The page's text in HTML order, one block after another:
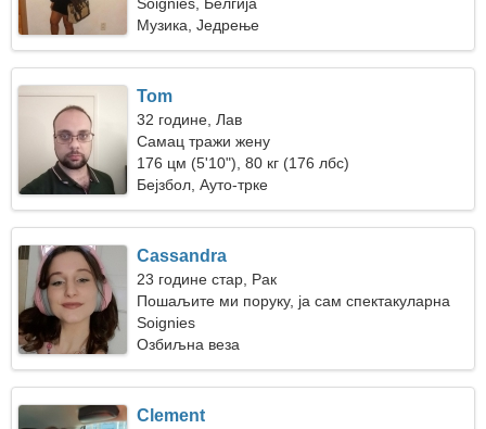
Музика, Једрење
Tom
32 године, Лав
Самац тражи жену
176 цм (5'10"), 80 кг (176 лбс)
Бејзбол, Ауто-трке
Cassandra
23 године стар, Рак
Пошаљите ми поруку, ја сам спектакуларна
жена
Soignies
Озбиљна веза
Clement